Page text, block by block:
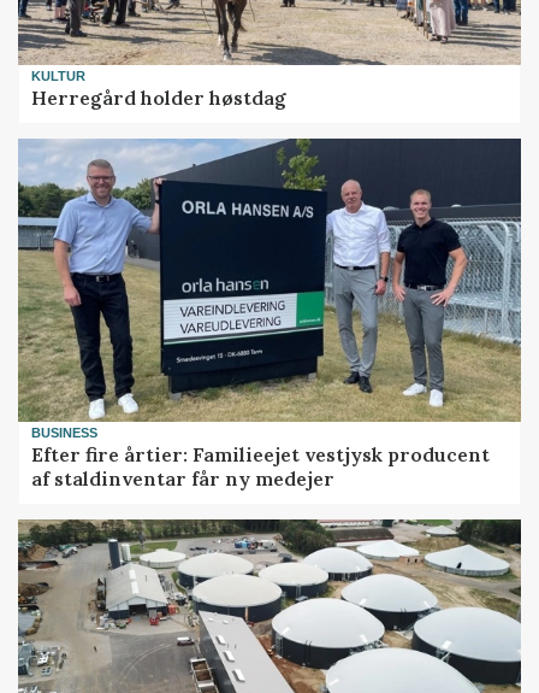
KULTUR
Herregård holder høstdag
BUSINESS
Efter fire årtier: Familieejet vestjysk producent
af staldinventar får ny medejer